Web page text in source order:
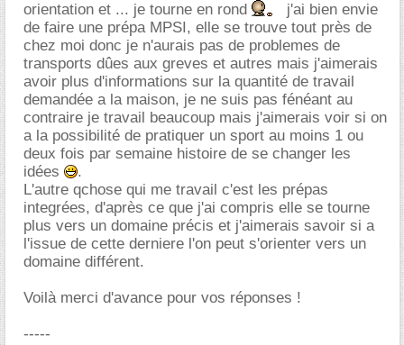
orientation et ... je tourne en rond
j'ai bien envie
de faire une prépa MPSI, elle se trouve tout près de
chez moi donc je n'aurais pas de problemes de
transports dûes aux greves et autres mais j'aimerais
avoir plus d'informations sur la quantité de travail
demandée a la maison, je ne suis pas fénéant au
contraire je travail beaucoup mais j'aimerais voir si on
a la possibilité de pratiquer un sport au moins 1 ou
deux fois par semaine histoire de se changer les
idées
.
L'autre qchose qui me travail c'est les prépas
integrées, d'après ce que j'ai compris elle se tourne
plus vers un domaine précis et j'aimerais savoir si a
l'issue de cette derniere l'on peut s'orienter vers un
domaine différent.
Voilà merci d'avance pour vos réponses !
-----